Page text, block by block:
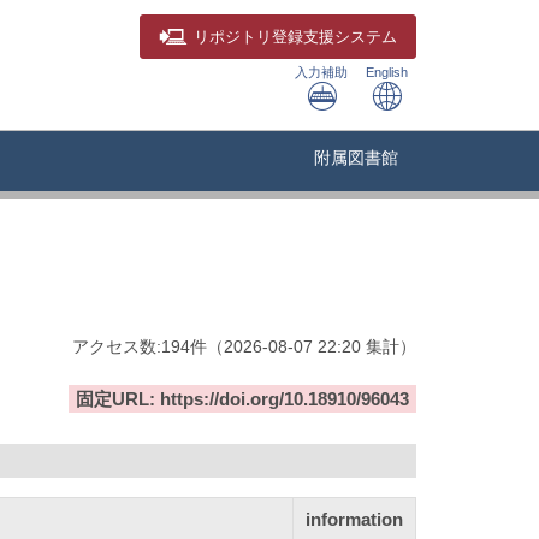
リポジトリ 登録支援システム
入力補助 English
附属図書館
アクセス数:194件 （2026-08-07 22:20 集計）
固定URL: https://doi.org/10.18910/96043
information